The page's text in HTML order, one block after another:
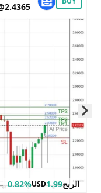
الربح1.99
USD
0.82%
to next slide page